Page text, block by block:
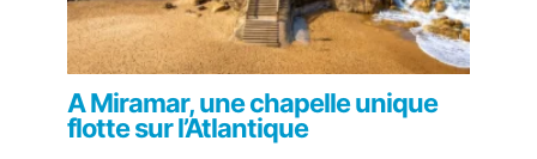
A Miramar, une chapelle unique
flotte sur l’Atlantique